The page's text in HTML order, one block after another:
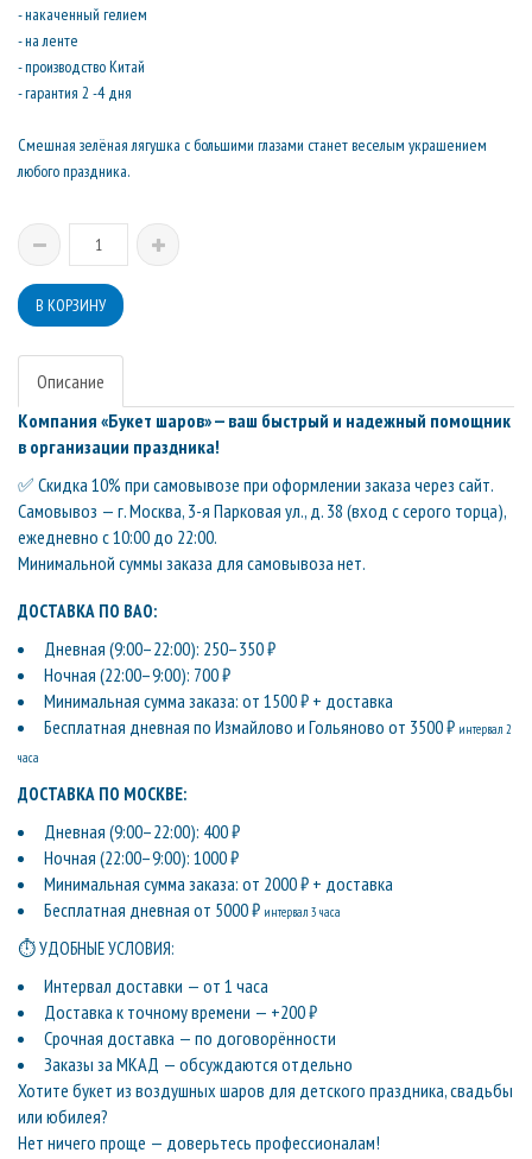
- накаченный гелием
- на ленте
- производство Китай
- гарантия 2 -4 дня
Смешная зелёная лягушка с большими глазами станет веселым украшением
любого праздника.
Описание
Компания «Букет шаров» — ваш быстрый и надежный помощник
в организации праздника!
✅ Скидка 10% при самовывозе при оформлении заказа через сайт.
Самовывоз — г. Москва, 3-я Парковая ул., д. 38 (вход с серого торца),
ежедневно с 10:00 до 22:00.
Минимальной суммы заказа для самовывоза нет.
ДОСТАВКА ПО ВАО:
Дневная (9:00–22:00): 250–350 ₽
Ночная (22:00–9:00): 700 ₽
Минимальная сумма заказа: от 1500 ₽ + доставка
Бесплатная дневная по Измайлово и Гольяново от 3500 ₽ интервал 2
часа
ДОСТАВКА ПО МОСКВЕ:
Дневная (9:00–22:00): 400 ₽
Ночная (22:00–9:00): 1000 ₽
Минимальная сумма заказа: от 2000 ₽ + доставка
Бесплатная дневная от 5000 ₽ интервал 3 часа
⏱ УДОБНЫЕ УСЛОВИЯ:
Интервал доставки — от 1 часа
Доставка к точному времени — +200 ₽
Срочная доставка — по договорённости
Заказы за МКАД — обсуждаются отдельно
Хотите букет из воздушных шаров для детского праздника, свадьбы
или юбилея?
Нет ничего проще — доверьтесь профессионалам!